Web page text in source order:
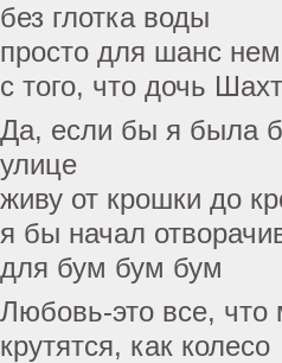
без глотка воды
просто для шанс
с того, что дочь
Да, если бы я была
улице
живу от крошки до
я бы начал
для бум бум бум
Любовь-это все, что
крутятся, как колесо